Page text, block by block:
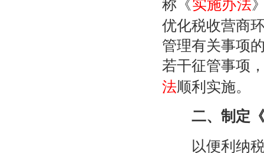
优化税收营商
管理有关事项
若干征管事项
法顺利实施。
二、制定《
以便利纳税